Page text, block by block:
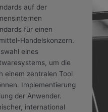
auf der
für einen
Handelskonzern.
eines
um die
einem zentralen Tool
Implementierung
der Anwender.
international